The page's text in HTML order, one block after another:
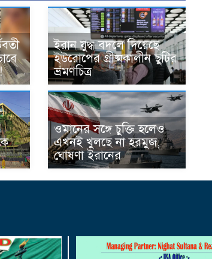
ইরান যুদ্ধ বদলে দিয়েছে
ইউরোপের গ্রীষ্মকালীন ছুটির
ভ্রমণচিত্র
ওমানের সঙ্গে চুক্তি হলেও
এখনই খুলছে না হরমুজ,
ঘোষণা ইরানের